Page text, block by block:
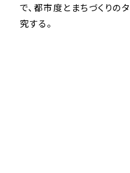
で、都市度とまちづくり
究する。